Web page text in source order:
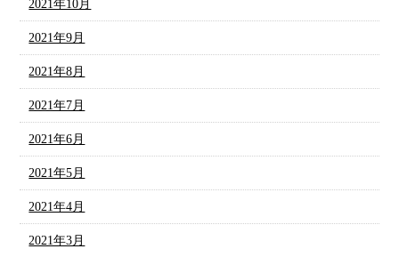
2021年10月
2021年9月
2021年8月
2021年7月
2021年6月
2021年5月
2021年4月
2021年3月